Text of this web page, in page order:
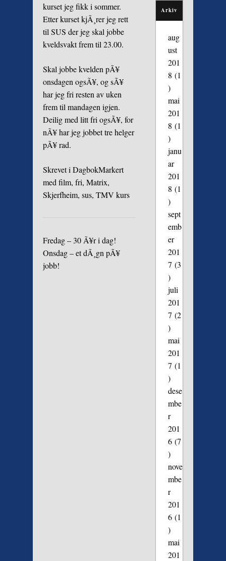
kurset jeg fikk i sommer.
Etter kurset kjÃ¸rer jeg rett
til SUS der jeg skal jobbe
kveldsvakt frem til 23.00.
Skal jobbe kvelden pÃ¥
onsdagen ogsÃ¥, og sÃ¥
har jeg fri resten av uken
frem til mandagen igjen.
Deilig med litt fri ogsÃ¥, for
nÃ¥ har jeg jobbet tre helger
pÃ¥ rad.
Skrevet i DagbokMarkert
med film, fri, Matrix,
Skjerfheim, sus, TMV kurs
Fredag – 30 Ã¥r i dag!
Onsdag – et dÃ¸gn pÃ¥
jobb!
Arkiv
aug
ust
201
8 (1
)
mai
201
8 (1
)
janu
ar
201
8 (1
)
sept
emb
er
201
7 (3
)
juli
201
7 (2
)
mai
201
7 (1
)
dese
mbe
r
201
6(7
)
nove
mbe
r
201
6(1
)
mai
201